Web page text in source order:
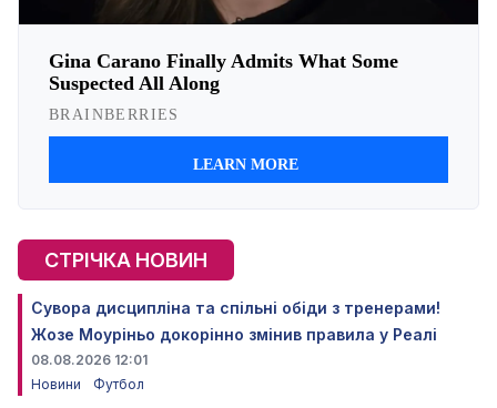
СТРІЧКА НОВИН
Сувора дисципліна та спільні обіди з тренерами!
Жозе Моуріньо докорінно змінив правила у Реалі
08.08.2026 12:01
Новини
Футбол